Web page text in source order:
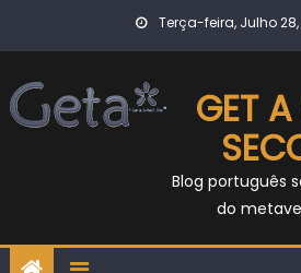
Terça-feira, Julho 28,
GET
Blog português
do